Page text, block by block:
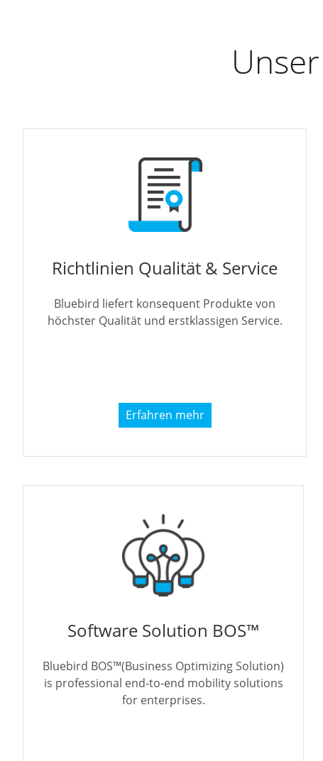
Richtlinien Qualität & Service
Bluebird liefert konsequent Produkte von
höchster Qualität und erstklassigen Service.
Erfahren mehr
Software Solution BOS™
Bluebird BOS™(Business Optimizing Solution)
is professional end-to-end mobility solutions
for enterprises.